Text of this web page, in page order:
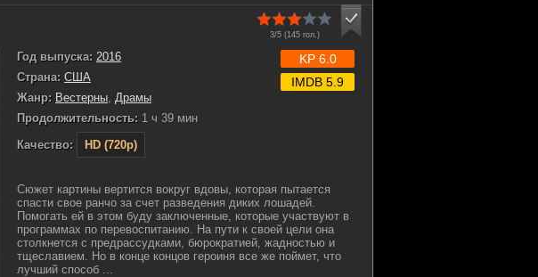
3/5 (145гол.)
Год выпуска: 2016
Страна: США
Жанр: Вестерны, Драмы
Продолжительность: 1 ч 39 мин
Качество:
HD (720p)
KP 6.0
IMDB 5.9
Сюжет картины вертится вокруг вдовы, которая пытается
спасти свое ранчо за счет разведения диких лошадей.
Помогать ей в этом буду заключенные, которые участвуют в
программах по перевоспитанию. На пути к своей цели она
столкнется с предрассудками, бюрократией, жадностью и
тщеславием. Но в конце концов героиня все же поймет, что
лучший способ ...